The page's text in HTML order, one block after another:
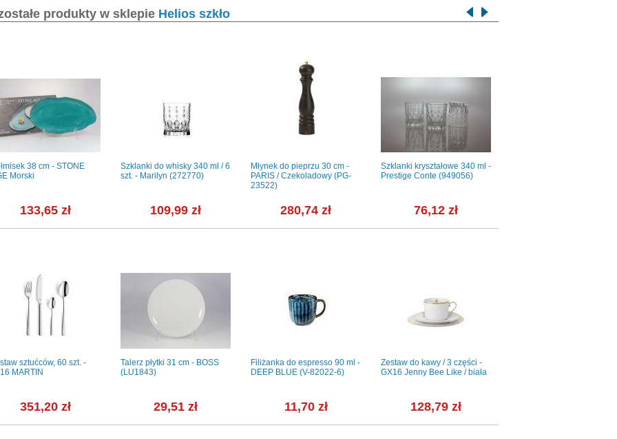
produkty w sklepie Helios szkło
38 cm - STONE
Morski
133,65 zł
Szklanki do whisky 340 ml / 6
szt. - Marilyn (272770)
109,99 zł
Młynek do pieprzu 30 cm -
PARIS / Czekoladowy (PG-
23522)
280,74 zł
Szklanki kryształowe 340 ml -
Prestige Conte (949056)
76,12 zł
sztućców, 60 szt. -
MARTIN
351,20 zł
Talerz płytki 31 cm - BOSS
(LU1843)
29,51 zł
Filiżanka do espresso 90 ml -
DEEP BLUE (V-82022-6)
11,70 zł
Zestaw do kawy / 3 części -
GX16 Jenny Bee Like / biała
128,79 zł